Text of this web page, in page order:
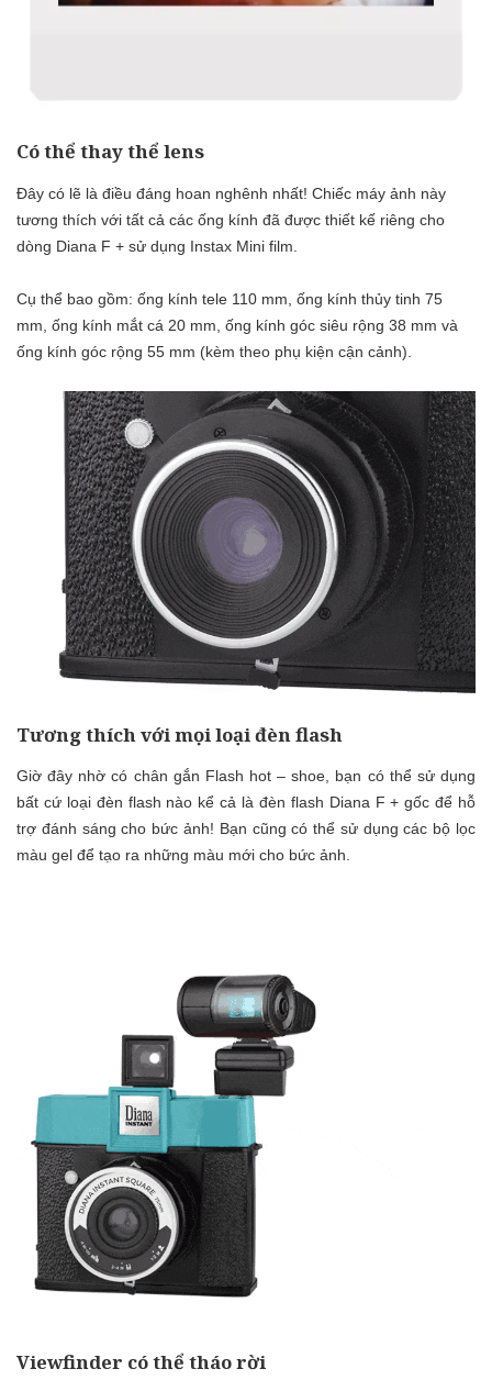
Có thể thay thể lens
Đây có lẽ là điều đáng hoan nghênh nhất! Chiếc máy ảnh này
tương thích với tất cả các ống kính đã được thiết kế riêng cho
dòng Diana F + sử dụng Instax Mini film.
Cụ thể bao gồm: ống kính tele 110 mm, ống kính thủy tinh 75
mm, ống kính mắt cá 20 mm, ống kính góc siêu rộng 38 mm và
ống kính góc rộng 55 mm (kèm theo phụ kiện cận cảnh).
Tương thích với mọi loại đèn flash
Giờ đây nhờ có chân gắn Flash hot – shoe, bạn có thể sử dụng
bất cứ loại đèn flash nào kể cả là đèn flash Diana F + gốc để hỗ
trợ đánh sáng cho bức ảnh! Bạn cũng có thể sử dụng các bộ lọc
màu gel để tạo ra những màu mới cho bức ảnh.
Viewfinder có thể tháo rời